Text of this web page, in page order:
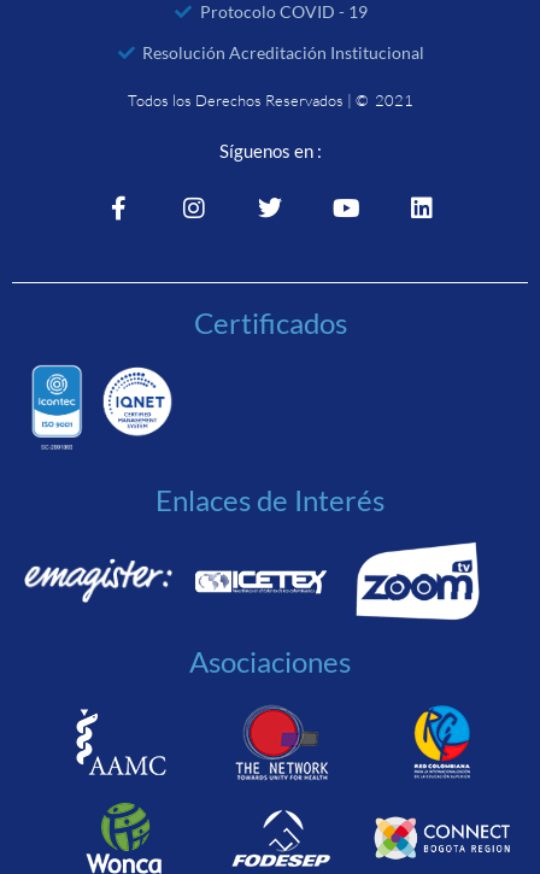
Protocolo COVID - 19
Resolución Acreditación Institucional
Todos los Derechos Reservados | © 2021
Síguenos en :
Certificados
Enlaces de Interés
Asociaciones